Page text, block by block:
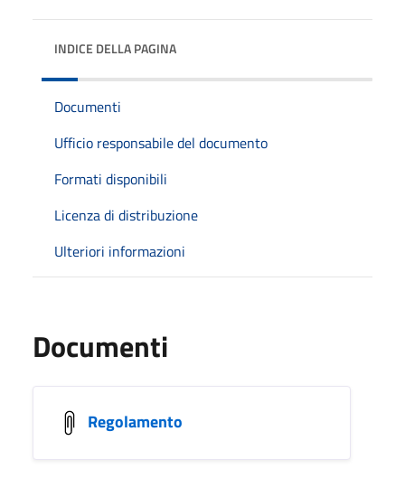
INDICE DELLA PAGINA
Documenti
Ufficio responsabile del documento
Formati disponibili
Licenza di distribuzione
Ulteriori informazioni
Documenti
Regolamento